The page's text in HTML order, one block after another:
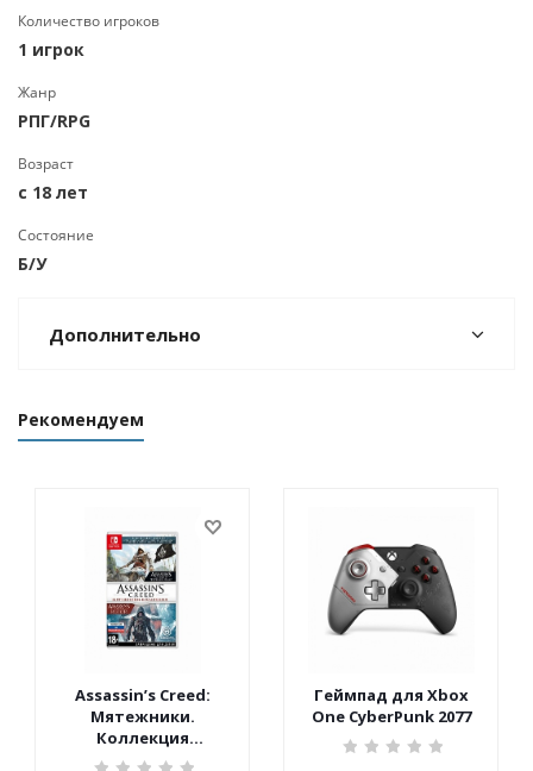
Количество игроков
1 игрок
Жанр
РПГ/RPG
Возраст
с 18 лет
Состояние
Б/У
Дополнительно
Рекомендуем
Assassin’s Creed:
Мятежники.
Коллекция
(Nintendo Switch)
Геймпад для Xbox
One CyberPunk 2077